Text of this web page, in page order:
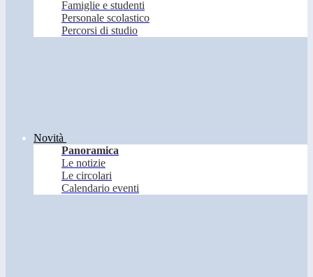
Famiglie e studenti
Personale scolastico
Percorsi di studio
Novità
Panoramica
Le notizie
Le circolari
Calendario eventi